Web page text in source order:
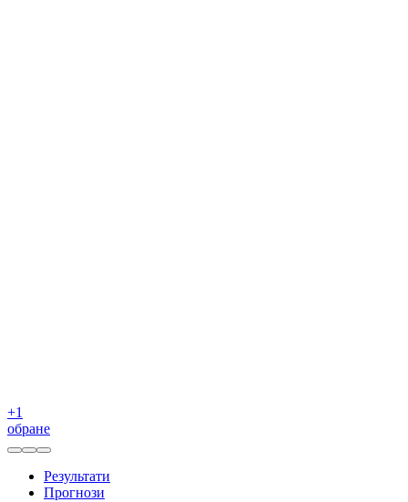
+1
обране
Результати
Прогнози